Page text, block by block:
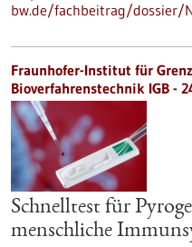
bw.de/fachbeitrag/dossier/
Fraunhofer-Institut für
Bioverfahrenstechnik IGB -
Schnelltest für
menschliche